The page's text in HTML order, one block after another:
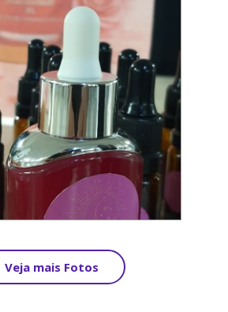
Veja mais Fotos